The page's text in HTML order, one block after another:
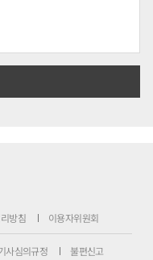
방침 이용자위원회
사심의규정 불편신고